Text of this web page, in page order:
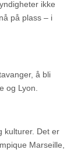
ikke
på plass – i
å bli
og Lyon.
kulturer. Det er
Marseille,